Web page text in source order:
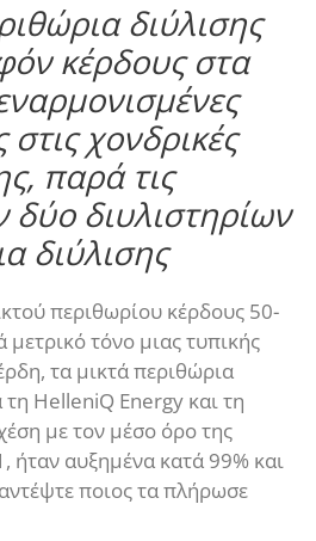
διύλισης
κέρδους στα
χονδρικές
παρά τις
δύο διυλιστηρίων
διύλισης
περιθωρίου κέρδους 50-
τόνο μιας τυπικής
τα μικτά περιθώρια
HelleniQ Energy και τη
με τον μέσο όρο της
ήταν αυξημένα κατά 99% και
ποιος τα πλήρωσε